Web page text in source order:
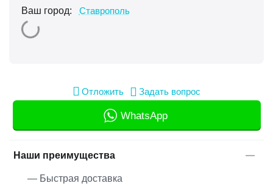
Ваш город: Ставрополь
Отложить Задать вопрос
WhatsApp
Наши преимущества
— Быстрая доставка